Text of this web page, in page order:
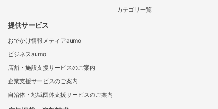
カテゴリ一覧
提供サービス
おでかけ情報メディアaumo
ビジネスaumo
店舗・施設支援サービスのご案内
企業支援サービスのご案内
自治体・地域団体支援サービスのご案内